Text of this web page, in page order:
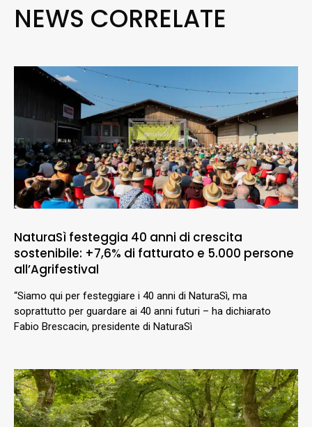
NEWS CORRELATE
NaturaSì festeggia 40 anni di crescita
sostenibile: +7,6% di fatturato e 5.000 persone
all’Agrifestival
“Siamo qui per festeggiare i 40 anni di NaturaSì, ma
soprattutto per guardare ai 40 anni futuri – ha dichiarato
Fabio Brescacin, presidente di NaturaSì